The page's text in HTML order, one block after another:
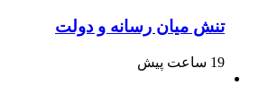
تنش میان رسانه و دولت
19 ساعت پیش